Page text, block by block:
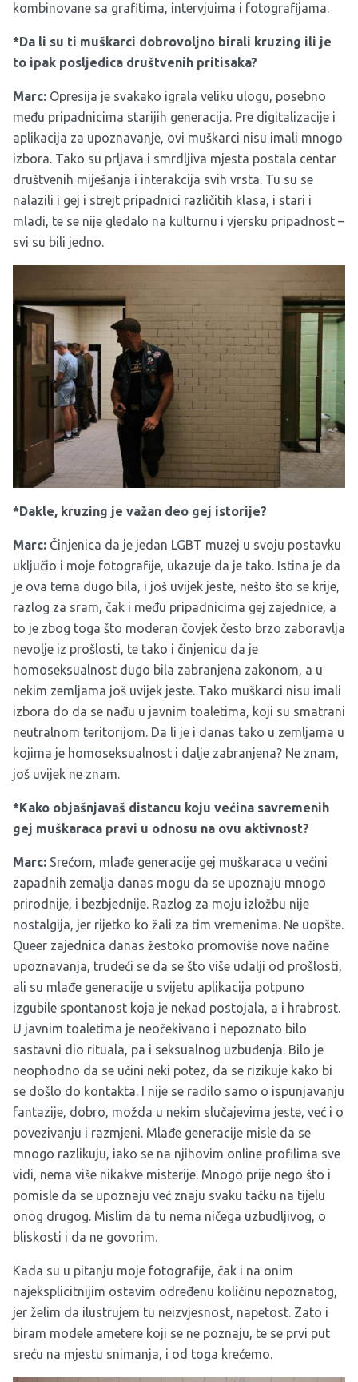
kombinovane sa grafitima, intervjuima i fotografijama.
*Da li su ti muškarci dobrovoljno birali kruzing ili je
to ipak posljedica društvenih pritisaka?
Marc: Opresija je svakako igrala veliku ulogu, posebno
među pripadnicima starijih generacija. Pre digitalizacije i
aplikacija za upoznavanje, ovi muškarci nisu imali mnogo
izbora. Tako su prljava i smrdljiva mjesta postala centar
društvenih miješanja i interakcija svih vrsta. Tu su se
nalazili i gej i strejt pripadnici različitih klasa, i stari i
mladi, te se nije gledalo na kulturnu i vjersku pripadnost –
svi su bili jedno.
*Dakle, kruzing je važan deo gej istorije?
Marc: Činjenica da je jedan LGBT muzej u svoju postavku
uključio i moje fotografije, ukazuje da je tako. Istina je da
je ova tema dugo bila, i još uvijek jeste, nešto što se krije,
razlog za sram, čak i među pripadnicima gej zajednice, a
to je zbog toga što moderan čovjek često brzo zaboravlja
nevolje iz prošlosti, te tako i činjenicu da je
homoseksualnost dugo bila zabranjena zakonom, a u
nekim zemljama još uvijek jeste. Tako muškarci nisu imali
izbora do da se nađu u javnim toaletima, koji su smatrani
neutralnom teritorijom. Da li je i danas tako u zemljama u
kojima je homoseksualnost i dalje zabranjena? Ne znam,
još uvijek ne znam.
*Kako objašnjavaš distancu koju većina savremenih
gej muškaraca pravi u odnosu na ovu aktivnost?
Marc: Srećom, mlađe generacije gej muškaraca u većini
zapadnih zemalja danas mogu da se upoznaju mnogo
prirodnije, i bezbjednije. Razlog za moju izložbu nije
nostalgija, jer rijetko ko žali za tim vremenima. Ne uopšte.
Queer zajednica danas žestoko promoviše nove načine
upoznavanja, trudeći se da se što više udalji od prošlosti,
ali su mlađe generacije u svijetu aplikacija potpuno
izgubile spontanost koja je nekad postojala, a i hrabrost.
U javnim toaletima je neočekivano i nepoznato bilo
sastavni dio rituala, pa i seksualnog uzbuđenja. Bilo je
neophodno da se učini neki potez, da se rizikuje kako bi
se došlo do kontakta. I nije se radilo samo o ispunjavanju
fantazije, dobro, možda u nekim slučajevima jeste, već i o
povezivanju i razmjeni. Mlađe generacije misle da se
mnogo razlikuju, iako se na njihovim online profilima sve
vidi, nema više nikakve misterije. Mnogo prije nego što i
pomisle da se upoznaju već znaju svaku tačku na tijelu
onog drugog. Mislim da tu nema ničega uzbudljivog, o
bliskosti i da ne govorim.
Kada su u pitanju moje fotografije, čak i na onim
najeksplicitnijim ostavim određenu količinu nepoznatog,
jer želim da ilustrujem tu neizvjesnost, napetost. Zato i
biram modele ametere koji se ne poznaju, te se prvi put
sreću na mjestu snimanja, i od toga krećemo.